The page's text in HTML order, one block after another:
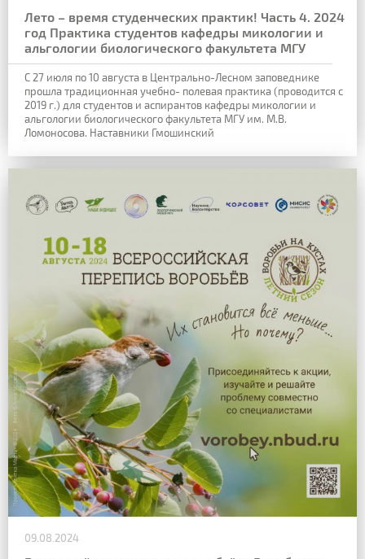
Лето – время студенческих практик! Часть 4. 2024
год Практика студентов кафедры микологии и
альгологии биологического факультета МГУ
С 27 июля по 10 августа в Центрально-Лесном заповеднике
прошла традиционная учебно- полевая практика (проводится с
2019 г.) для студентов и аспирантов кафедры микологии и
альгологии биологического факультета МГУ им. М.В.
Ломоносова. Наставники Гмошинский
09.08.2024